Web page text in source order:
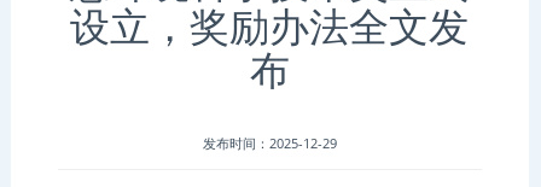
设立，奖励办法全文发
布
发布时间：2025-12-29